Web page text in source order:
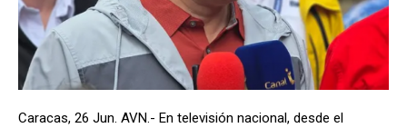
Caracas, 26 Jun. AVN.- En televisión nacional, desde el